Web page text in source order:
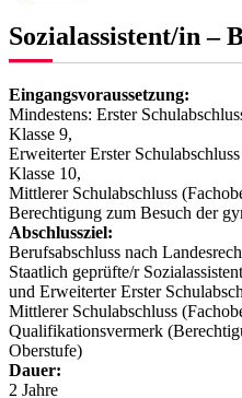
Sozialassistent/in –
Eingangsvoraussetzung:
Mindestens: Erster
Klasse 9,
Erweiterter Erster
Klasse 10,
Mittlerer Schulabschluss
Berechtigung zum Besuch der
Abschlussziel:
Berufsabschluss nach
Staatlich geprüfte/r
und Erweiterter Erster
Mittlerer Schulabschluss
Qualifikationsvermerk
Oberstufe)
Dauer:
2 Jahre